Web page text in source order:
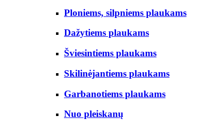
Ploniems, silpniems plaukams
Dažytiems plaukams
Šviesintiems plaukams
Skilinėjantiems plaukams
Garbanotiems plaukams
Nuo pleiskanų